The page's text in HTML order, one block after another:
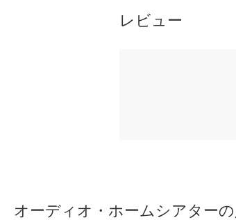
レビュー
オーディオ・ホームシアター